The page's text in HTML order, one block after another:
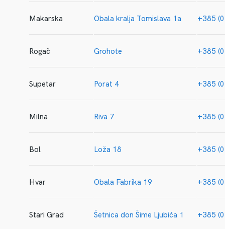
Makarska Obala kralja Tomislava 1a +385
Rogač Grohote +385
Supetar Porat 4 +385
Milna Riva 7 +385
Bol Loža 18 +385
Hvar Obala Fabrika 19 +385
Stari Grad Šetnica don Šime Ljubića 1 +385